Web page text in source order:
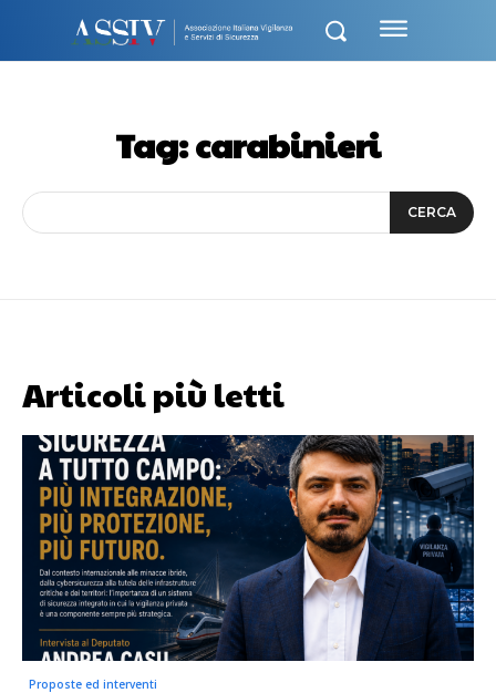
Tag:carabinieri
CERCA
Articoli più letti
Proposte ed interventi